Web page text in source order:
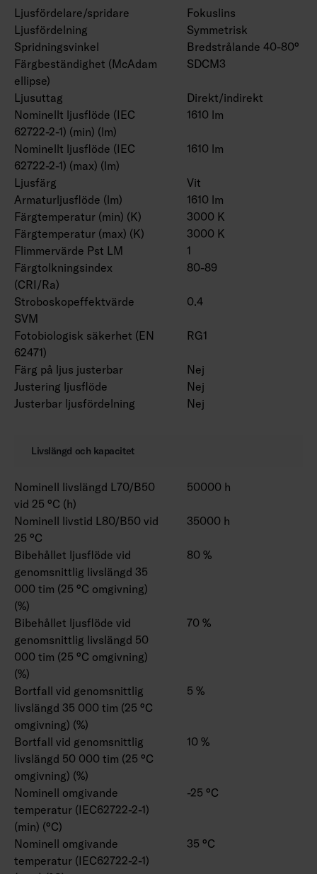
Ljusfördelare/spridare
Fokuslins
Ljusfördelning
Symmetrisk
Spridningsvinkel
Bredstrålande 40-80°
Färgbeständighet (McAdam
ellipse)
SDCM3
Ljusuttag
Direkt/indirekt
Nominellt ljusflöde (IEC
62722-2-1) (min) (lm)
1610 lm
Nominellt ljusflöde (IEC
62722-2-1) (max) (lm)
1610 lm
Ljusfärg
Vit
Armaturljusflöde (lm)
1610 lm
Färgtemperatur (min) (K)
3000 K
Färgtemperatur (max) (K)
3000 K
Flimmervärde Pst LM
1
Färgtolkningsindex
(CRI/Ra)
80-89
Stroboskopeffektvärde
SVM
0.4
Fotobiologisk säkerhet (EN
62471)
RG1
Färg på ljus justerbar
Nej
Justering ljusflöde
Nej
Justerbar ljusfördelning
Nej
Livslängd och kapacitet
Nominell livslängd L70/B50
vid 25 °C (h)
50000 h
Nominell livstid L80/B50 vid
25 °C
35000 h
Bibehållet ljusflöde vid
genomsnittlig livslängd 35
000 tim (25 °C omgivning)
(%)
80 %
Bibehållet ljusflöde vid
genomsnittlig livslängd 50
000 tim (25 °C omgivning)
(%)
70 %
Bortfall vid genomsnittlig
livslängd 35 000 tim (25 °C
omgivning) (%)
5 %
Bortfall vid genomsnittlig
livslängd 50 000 tim (25 °C
omgivning) (%)
10 %
Nominell omgivande
temperatur (IEC62722-2-1)
(min) (°C)
-25 °C
Nominell omgivande
temperatur (IEC62722-2-1)
35 °C